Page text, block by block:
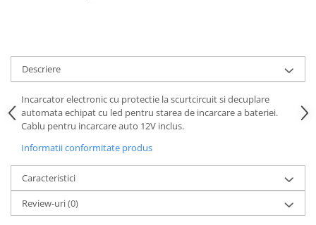
Descriere
Incarcator electronic cu protectie la scurtcircuit si decuplare
automata echipat cu led pentru starea de incarcare a bateriei.
Cablu pentru incarcare auto 12V inclus.
Informatii conformitate produs
Caracteristici
Review-uri(0)